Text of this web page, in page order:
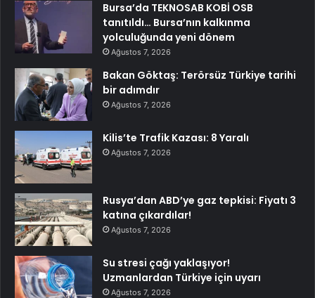
Bursa’da TEKNOSAB KOBİ OSB
tanıtıldı… Bursa’nın kalkınma
yolculuğunda yeni dönem
Ağustos 7, 2026
Bakan Göktaş: Terörsüz Türkiye tarihi
bir adımdır
Ağustos 7, 2026
Kilis’te Trafik Kazası: 8 Yaralı
Ağustos 7, 2026
Rusya’dan ABD’ye gaz tepkisi: Fiyatı 3
katına çıkardılar!
Ağustos 7, 2026
Su stresi çağı yaklaşıyor!
Uzmanlardan Türkiye için uyarı
Ağustos 7, 2026